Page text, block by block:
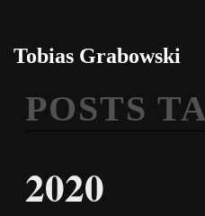
Tobias Grabowski
POSTS
2020